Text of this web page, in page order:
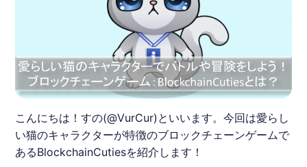
こんにちは！すの(@VurCur)といいます。今回は愛らし
い猫のキャラクターが特徴のブロックチェーンゲームで
あるBlockchainCutiesを紹介します！